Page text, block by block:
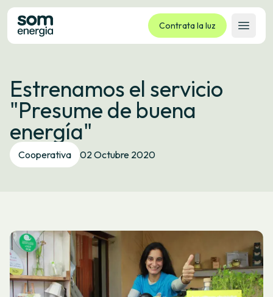
Contrata la luz
Abrir
Tarifas
Servicios
Empresas
La cooperativa
Contacto
Estrenamos el servicio
"Presume de buena
energía"
Cooperativa 02 Octubre 2020